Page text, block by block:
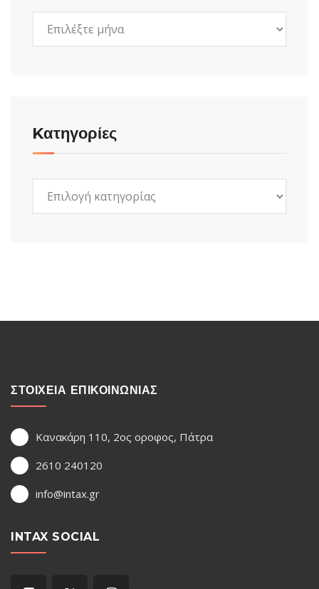
Kατηγορίες
ΣΤΟΙΧΕΙΑ ΕΠΙΚΟΙΝΩΝΙΑΣ
Κανακάρη 110, 2ος οροφος, Πάτρα
2610 240120
info@intax.gr
INTAX SOCIAL